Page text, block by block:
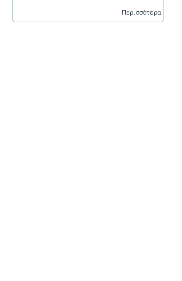
Περισσότερα